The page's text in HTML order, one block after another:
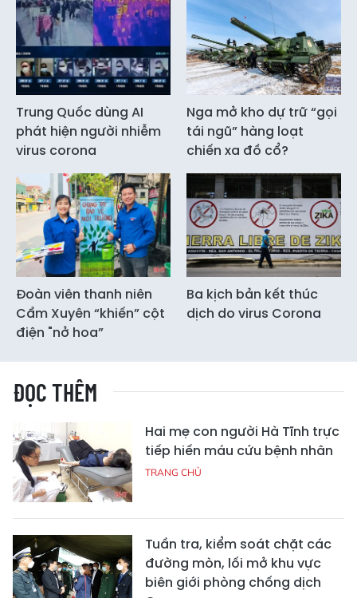
Trung Quốc dùng AI
phát hiện người nhiễm
virus corona
Nga mở kho dự trữ “gọi
tái ngũ” hàng loạt
chiến xa đồ cổ?
Đoàn viên thanh niên
Cẩm Xuyên “khiến” cột
điện "nở hoa”
Ba kịch bản kết thúc
dịch do virus Corona
ĐỌC THÊM
Hai mẹ con người Hà Tĩnh trực
tiếp hiến máu cứu bệnh nhân
TRANG CHỦ
Tuần tra, kiểm soát chặt các
đường mòn, lối mở khu vực
biên giới phòng chống dịch